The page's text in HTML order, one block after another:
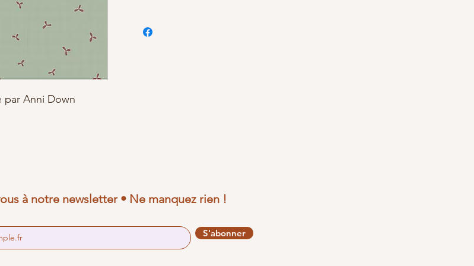
par Anni Down
à notre newsletter • Ne manquez rien !
S'abonner